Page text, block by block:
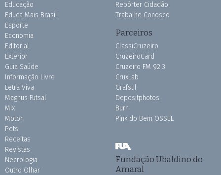
Educação
Educa Mais Brasil
Esporte
Economia
Editorial
Exterior
Guia Saúde
Informação Livre
Letra Viva
Magnus Futsal
Mix
Motor
Pets
Receitas
Revistas
Necrologia
Outro Olhar
Repórter Cidadão
Trabalhe Conosco
Parceiros
ClassiCruzeiro
CruzeiroCard
Cruzeiro FM 92.3
CruxLab
Grafsul
Depositphotos
Burh
Pink do Bem OSSEL
Fundação Ubaldino do
Amaral